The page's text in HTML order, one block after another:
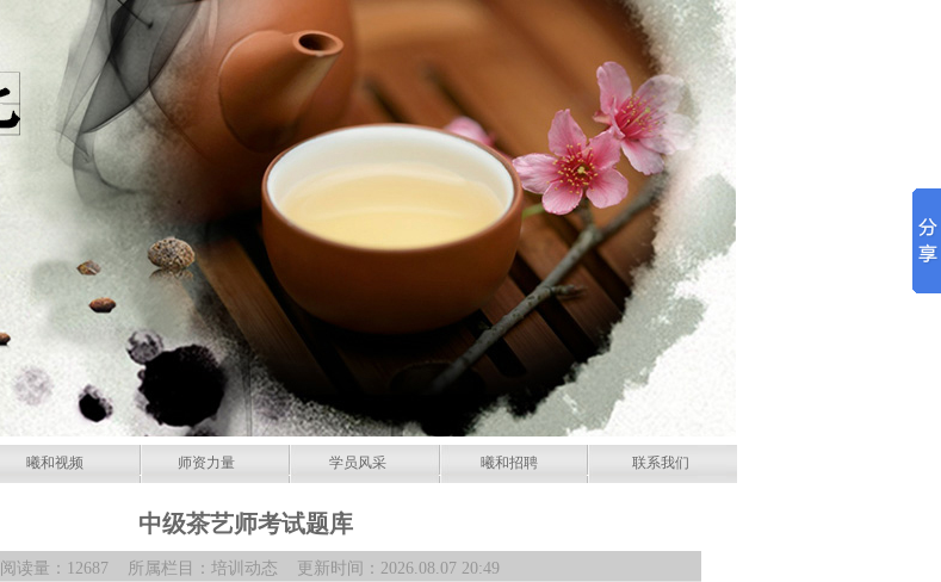
曦和视频 师资力量 学员风采 曦和招聘 联系我们
中级茶艺师考试题库
阅读量：12687 所属栏目：培训动态 更新时间：2026.08.07 20:49